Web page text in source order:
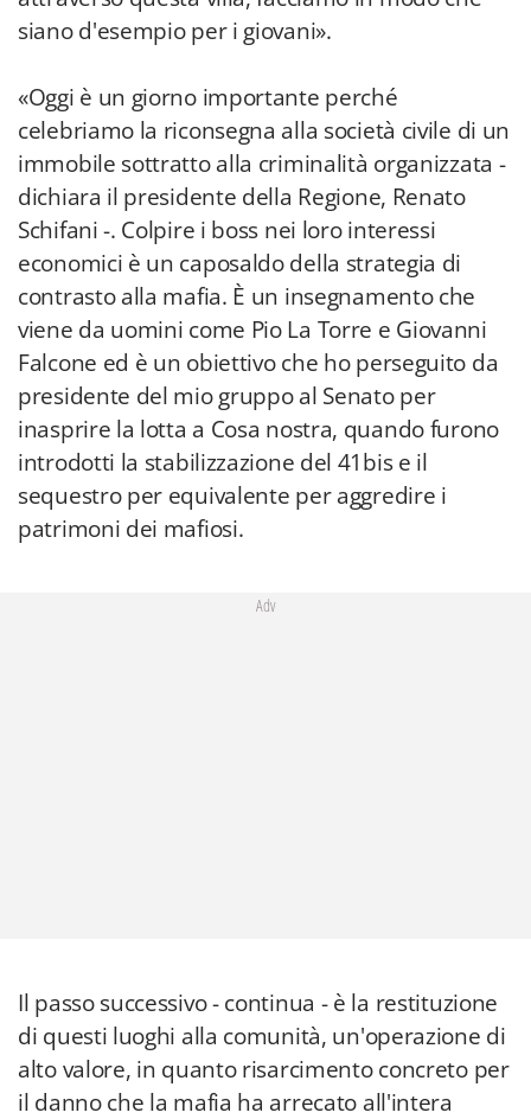
siano d'esempio per i giovani».
«Oggi è un giorno importante perché
celebriamo la riconsegna alla società civile di un
immobile sottratto alla criminalità organizzata -
dichiara il presidente della Regione, Renato
Schifani -. Colpire i boss nei loro interessi
economici è un caposaldo della strategia di
contrasto alla mafia. È un insegnamento che
viene da uomini come Pio La Torre e Giovanni
Falcone ed è un obiettivo che ho perseguito da
presidente del mio gruppo al Senato per
inasprire la lotta a Cosa nostra, quando furono
introdotti la stabilizzazione del 41bis e il
sequestro per equivalente per aggredire i
patrimoni dei mafiosi.
Adv
Il passo successivo - continua - è la restituzione
di questi luoghi alla comunità, un'operazione di
alto valore, in quanto risarcimento concreto per
il danno che la mafia ha arrecato all'intera